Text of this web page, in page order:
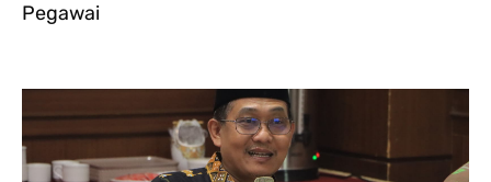
Pegawai